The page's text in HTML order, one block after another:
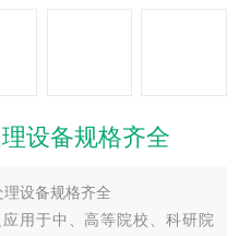
设备规格齐全
设备规格齐全
用于中、高等院校、科研院